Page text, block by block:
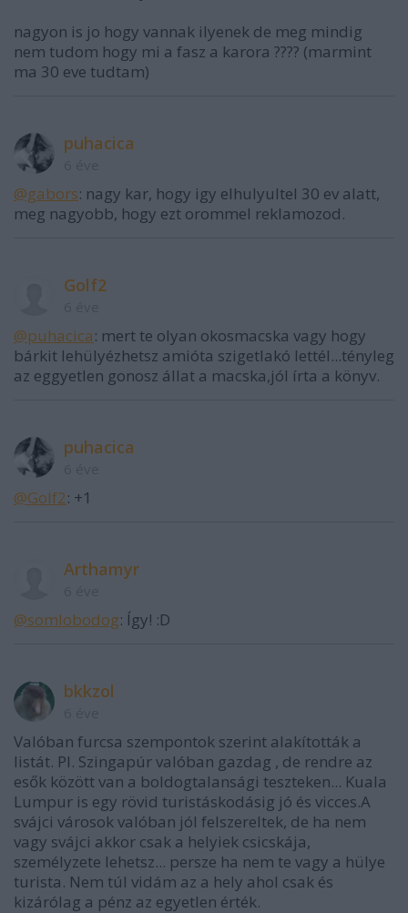
nagyon is jo hogy vannak ilyenek de meg mindig
nem tudom hogy mi a fasz a karora ???? (marmint
ma 30 eve tudtam)
puhacica
@gabors: nagy kar, hogy igy elhulyultel 30 ev alatt,
meg nagyobb, hogy ezt orommel reklamozod.
Golf2
@puhacica: mert te olyan okosmacska vagy hogy
bárkit lehülyézhetsz amióta szigetlakó lettél...tényleg
az eggyetlen gonosz állat a macska,jól írta a könyv.
puhacica
@Golf2: +1
Arthamyr
@somlobodog: Így! :D
bkkzol
Valóban furcsa szempontok szerint alakították a
listát. Pl. Szingapúr valóban gazdag , de rendre az
esők között van a boldogtalansági teszteken... Kuala
Lumpur is egy rövid turistáskodásig jó és vicces.A
svájci városok valóban jól felszereltek, de ha nem
vagy svájci akkor csak a helyiek csicskája,
személyzete lehetsz... persze ha nem te vagy a hülye
turista. Nem túl vidám az a hely ahol csak és
kizárólag a pénz az egyetlen érték.